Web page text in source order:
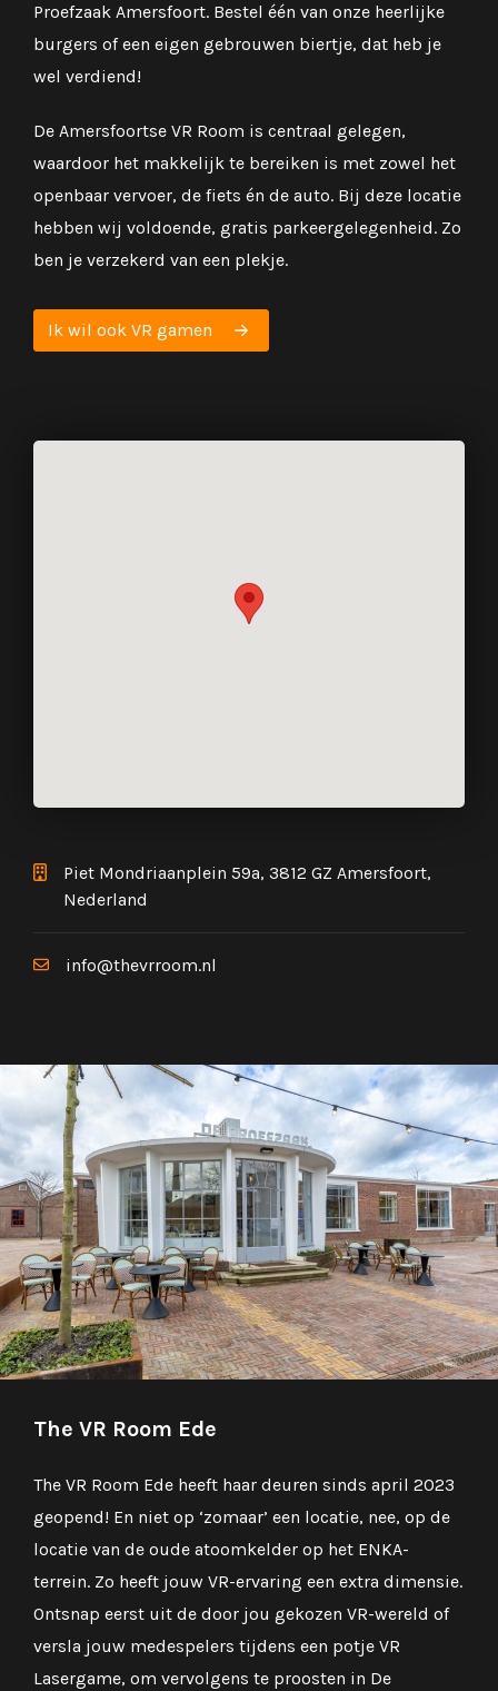
Proefzaak Amersfoort. Bestel één van onze heerlijke
burgers of een eigen gebrouwen biertje, dat heb je
wel verdiend!
De Amersfoortse VR Room is centraal gelegen,
waardoor het makkelijk te bereiken is met zowel het
openbaar vervoer, de fiets én de auto. Bij deze locatie
hebben wij voldoende, gratis parkeergelegenheid. Zo
ben je verzekerd van een plekje.
Ik wil ook VR gamen
Piet Mondriaanplein 59a, 3812 GZ Amersfoort,
Nederland
info@thevrroom.nl
The VR Room Ede
The VR Room Ede heeft haar deuren sinds april 2023
geopend! En niet op ‘zomaar’ een locatie, nee, op de
locatie van de oude atoomkelder op het ENKA-
terrein. Zo heeft jouw VR-ervaring een extra dimensie.
Ontsnap eerst uit de door jou gekozen VR-wereld of
versla jouw medespelers tijdens een potje VR
Lasergame, om vervolgens te proosten in De